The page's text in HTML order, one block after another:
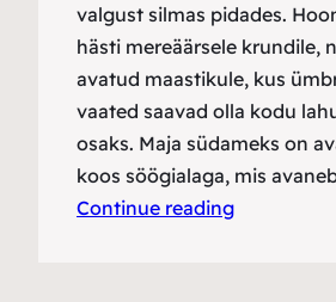
valgust silmas pidades.
hästi mereäärsele krundile,
avatud maastikule, kus
vaated saavad olla kodu
osaks. Maja südameks on
koos söögialaga, mis
Continue reading